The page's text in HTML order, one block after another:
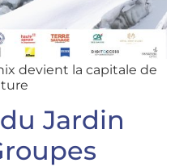
devient la capitale de
Jardin